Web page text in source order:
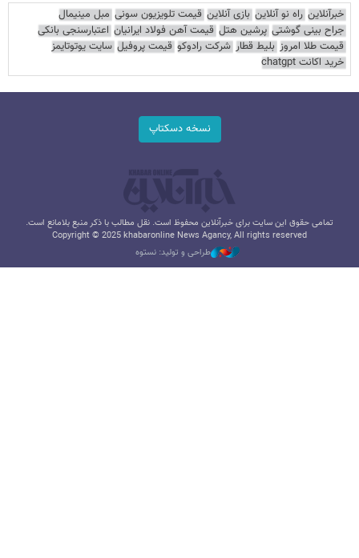
خبرآنلاین راه نو آنلاین بازی آنلاین قیمت تلویزیون سونی مبل مینیمال
جراح بینی گوشتی پرشین هتل قیمت آهن فولاد ایرانیان اعتبارسنجی بانکی
قیمت طلا امروز بلیط قطار شرکت رادوکو قیمت پروفیل سایت یوتوتایمز
خرید اکانت chatgpt
نسخه دسکتاپ
تمامی حقوق این سایت برای خبرآنلاین محفوظ است. نقل مطالب با ذکر منبع بلامانع است.
Copyright © 2025 khabaronline News Agancy, All rights reserved
طراحی و تولید: نستوه